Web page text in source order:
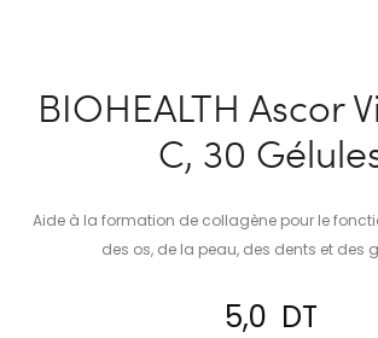
BIOHEALTH Ascor
C, 30
Aide à la formation de collagène pour le
des os, de la peau, des dents et des
5,0 DT